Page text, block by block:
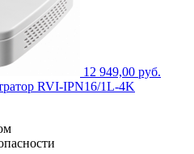
12 949,00 руб.
RVI-IPN16/1L-4K